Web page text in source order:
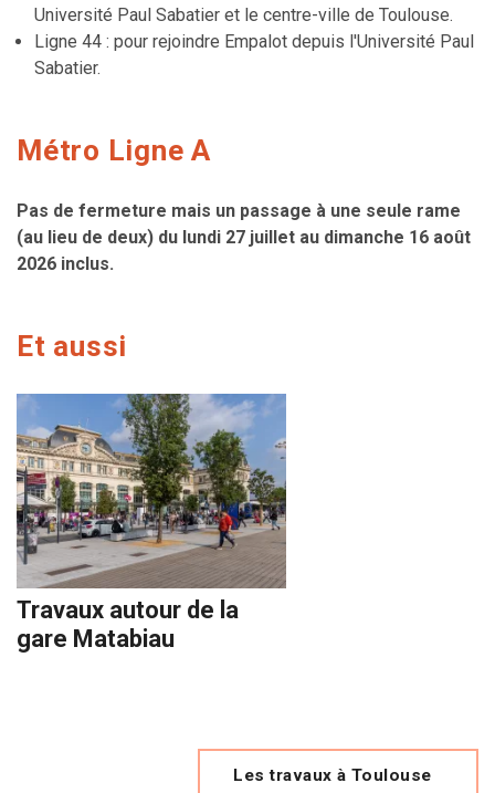
Université Paul Sabatier et le centre-ville de Toulouse.
Ligne 44 : pour rejoindre Empalot depuis l'Université Paul
Sabatier.
Métro Ligne A
Pas de fermeture mais un passage à une seule rame
(au lieu de deux) du lundi 27 juillet au dimanche 16 août
2026 inclus.
Et aussi
Travaux autour de la
gare Matabiau
Les travaux à Toulouse